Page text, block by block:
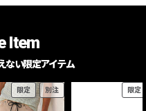
Item
ない限定アイテム
限定 別注 限定